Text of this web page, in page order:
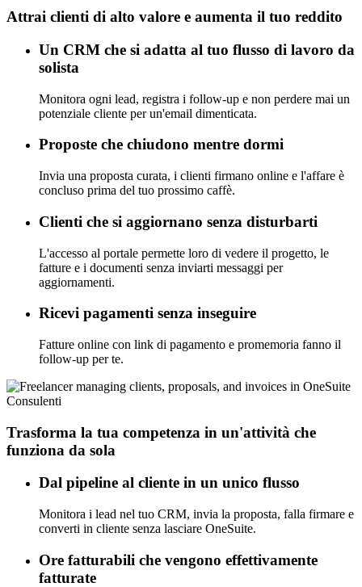
Attrai clienti di alto valore e aumenta il tuo reddito
Un CRM che si adatta al tuo flusso di lavoro da
solista
Monitora ogni lead, registra i follow-up e non perdere mai un
potenziale cliente per un'email dimenticata.
Proposte che chiudono mentre dormi
Invia una proposta curata, i clienti firmano online e l'affare è
concluso prima del tuo prossimo caffè.
Clienti che si aggiornano senza disturbarti
L'accesso al portale permette loro di vedere il progetto, le
fatture e i documenti senza inviarti messaggi per
aggiornamenti.
Ricevi pagamenti senza inseguire
Fatture online con link di pagamento e promemoria fanno il
follow-up per te.
Consulenti
Trasforma la tua competenza in un'attività che
funziona da sola
Dal pipeline al cliente in un unico flusso
Monitora i lead nel tuo CRM, invia la proposta, falla firmare e
converti in cliente senza lasciare OneSuite.
Ore fatturabili che vengono effettivamente
fatturate